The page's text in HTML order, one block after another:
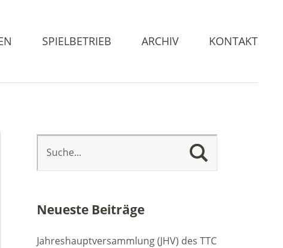
SPIELBETRIEB ARCHIV KONTAKT
Neueste Beiträge
Jahreshauptversammlung (JHV) des TTC